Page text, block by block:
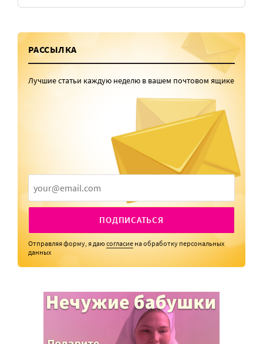
РАССЫЛКА
Лучшие статьи каждую неделю в вашем почтовом ящике
ПОДПИСАТЬСЯ
Отправляя форму, я даюсогласие на обработку персональных
данных